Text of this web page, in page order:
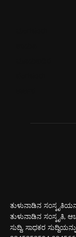
ತುಳುನಾಡಿನ
ತುಳುನಾಡಿನ ಸಂಸ್ಕೃತಿ,
ಸುದ್ದಿ, ಸಾಧಕರ